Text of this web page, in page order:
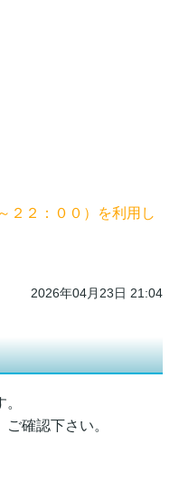
２２：００）を利用し
2026年04月23日 21:04
確認下さい。